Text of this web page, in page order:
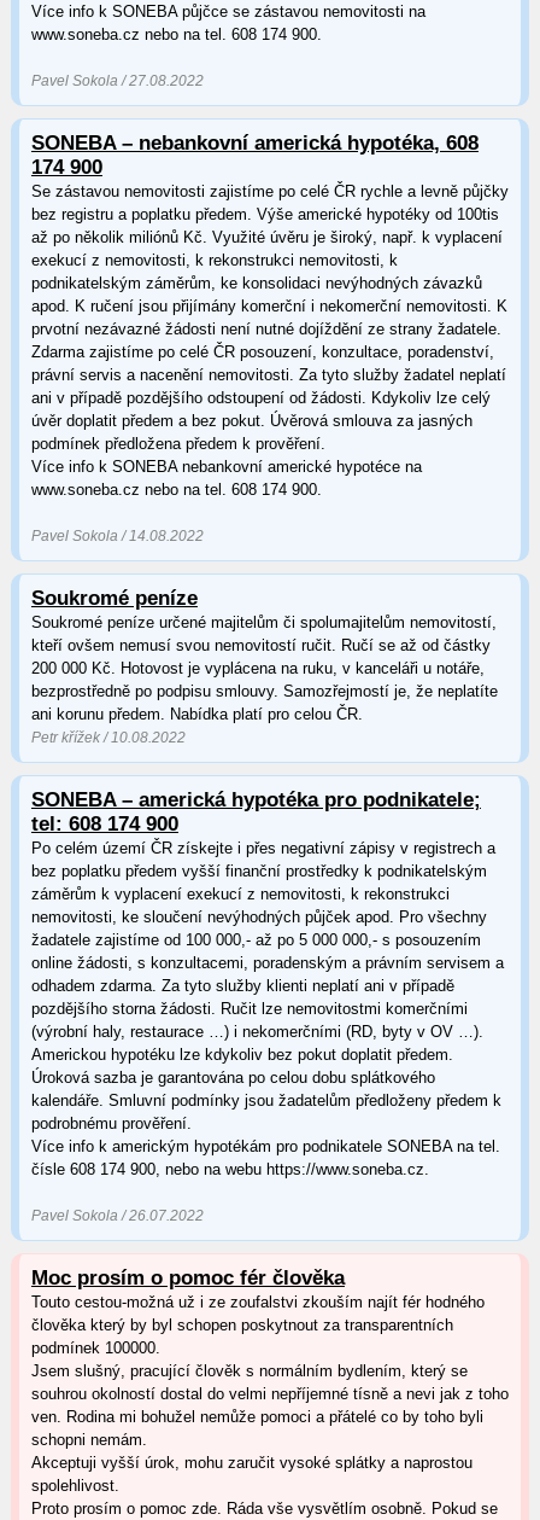
Více info k SONEBA půjčce se zástavou nemovitosti na
www.soneba.cz nebo na tel. 608 174 900.
Pavel Sokola / 27.08.2022
SONEBA – nebankovní americká hypotéka, 608
174 900
Se zástavou nemovitosti zajistíme po celé ČR rychle a levně půjčky
bez registru a poplatku předem. Výše americké hypotéky od 100tis
až po několik miliónů Kč. Využité úvěru je široký, např. k vyplacení
exekucí z nemovitosti, k rekonstrukci nemovitosti, k
podnikatelským záměrům, ke konsolidaci nevýhodných závazků
apod. K ručení jsou přijímány komerční i nekomerční nemovitosti. K
prvotní nezávazné žádosti není nutné dojíždění ze strany žadatele.
Zdarma zajistíme po celé ČR posouzení, konzultace, poradenství,
právní servis a nacenění nemovitosti. Za tyto služby žadatel neplatí
ani v případě pozdějšího odstoupení od žádosti. Kdykoliv lze celý
úvěr doplatit předem a bez pokut. Úvěrová smlouva za jasných
podmínek předložena předem k prověření.
Více info k SONEBA nebankovní americké hypotéce na
www.soneba.cz nebo na tel. 608 174 900.
Pavel Sokola / 14.08.2022
Soukromé peníze
Soukromé peníze určené majitelům či spolumajitelům nemovitostí,
kteří ovšem nemusí svou nemovitostí ručit. Ručí se až od částky
200 000 Kč. Hotovost je vyplácena na ruku, v kanceláři u notáře,
bezprostředně po podpisu smlouvy. Samozřejmostí je, že neplatíte
ani korunu předem. Nabídka platí pro celou ČR.
Petr křížek / 10.08.2022
SONEBA – americká hypotéka pro podnikatele;
tel: 608 174 900
Po celém území ČR získejte i přes negativní zápisy v registrech a
bez poplatku předem vyšší finanční prostředky k podnikatelským
záměrům k vyplacení exekucí z nemovitosti, k rekonstrukci
nemovitosti, ke sloučení nevýhodných půjček apod. Pro všechny
žadatele zajistíme od 100 000,- až po 5 000 000,- s posouzením
online žádosti, s konzultacemi, poradenským a právním servisem a
odhadem zdarma. Za tyto služby klienti neplatí ani v případě
pozdějšího storna žádosti. Ručit lze nemovitostmi komerčními
(výrobní haly, restaurace …) i nekomerčními (RD, byty v OV …).
Americkou hypotéku lze kdykoliv bez pokut doplatit předem.
Úroková sazba je garantována po celou dobu splátkového
kalendáře. Smluvní podmínky jsou žadatelům předloženy předem k
podrobnému prověření.
Více info k americkým hypotékám pro podnikatele SONEBA na tel.
čísle 608 174 900, nebo na webu https://www.soneba.cz.
Pavel Sokola / 26.07.2022
Moc prosím o pomoc fér člověka
Touto cestou-možná už i ze zoufalstvi zkouším najít fér hodného
člověka který by byl schopen poskytnout za transparentních
podmínek 100000.
Jsem slušný, pracující člověk s normálním bydlením, který se
souhrou okolností dostal do velmi nepříjemné tísně a nevi jak z toho
ven. Rodina mi bohužel nemůže pomoci a přátelé co by toho byli
schopni nemám.
Akceptuji vyšší úrok, mohu zaručit vysoké splátky a naprostou
spolehlivost.
Proto prosím o pomoc zde. Ráda vše vysvětlím osobně. Pokud se